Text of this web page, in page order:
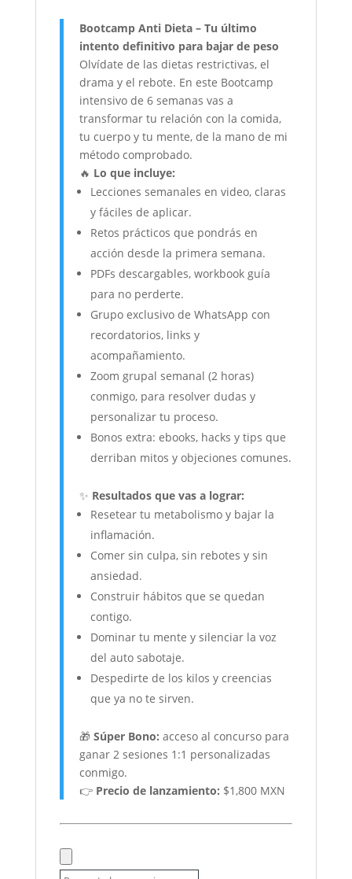
Bootcamp Anti Dieta – Tu último
intento definitivo para bajar de peso
Olvídate de las dietas restrictivas, el
drama y el rebote. En este Bootcamp
intensivo de 6 semanas vas a
transformar tu relación con la comida,
tu cuerpo y tu mente, de la mano de mi
método comprobado.
🔥 Lo que incluye:
Lecciones semanales en video, claras
y fáciles de aplicar.
Retos prácticos que pondrás en
acción desde la primera semana.
PDFs descargables, workbook guía
para no perderte.
Grupo exclusivo de WhatsApp con
recordatorios, links y
acompañamiento.
Zoom grupal semanal (2 horas)
conmigo, para resolver dudas y
personalizar tu proceso.
Bonos extra: ebooks, hacks y tips que
derriban mitos y objeciones comunes.
✨ Resultados que vas a lograr:
Resetear tu metabolismo y bajar la
inflamación.
Comer sin culpa, sin rebotes y sin
ansiedad.
Construir hábitos que se quedan
contigo.
Dominar tu mente y silenciar la voz
del auto sabotaje.
Despedirte de los kilos y creencias
que ya no te sirven.
🎁 Súper Bono: acceso al concurso para
ganar 2 sesiones 1:1 personalizadas
conmigo.
👉 Precio de lanzamiento: $1,800 MXN